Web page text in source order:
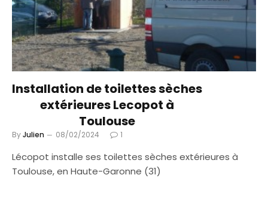
Installation de toilettes sèches
extérieures Lecopot à
Toulouse
ByJulien 08/02/2024 1
Lécopot installe ses toilettes sèches extérieures à
Toulouse, en Haute-Garonne (31)